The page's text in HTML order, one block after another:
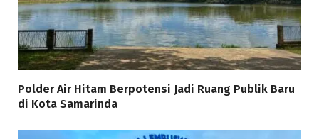
Polder Air Hitam Berpotensi Jadi Ruang Publik Baru
di Kota Samarinda